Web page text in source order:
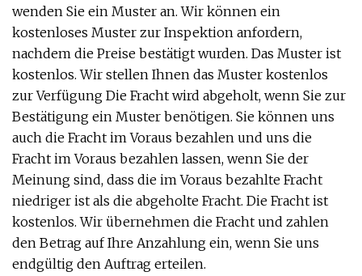
wenden Sie ein Muster an. Wir können ein
kostenloses Muster zur Inspektion anfordern,
nachdem die Preise bestätigt wurden. Das Muster ist
kostenlos. Wir stellen Ihnen das Muster kostenlos
zur Verfügung Die Fracht wird abgeholt, wenn Sie zur
Bestätigung ein Muster benötigen. Sie können uns
auch die Fracht im Voraus bezahlen und uns die
Fracht im Voraus bezahlen lassen, wenn Sie der
Meinung sind, dass die im Voraus bezahlte Fracht
niedriger ist als die abgeholte Fracht. Die Fracht ist
kostenlos. Wir übernehmen die Fracht und zahlen
den Betrag auf Ihre Anzahlung ein, wenn Sie uns
endgültig den Auftrag erteilen.